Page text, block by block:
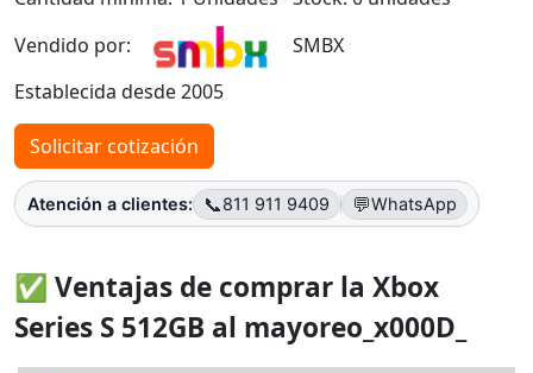
Vendido por:
SMBX
Establecida desde 2005
Solicitar cotización
Atención a clientes: 📞811 911 9409 💬WhatsApp
✅ Ventajas de comprar la Xbox
Series S 512GB al mayoreo_x000D_